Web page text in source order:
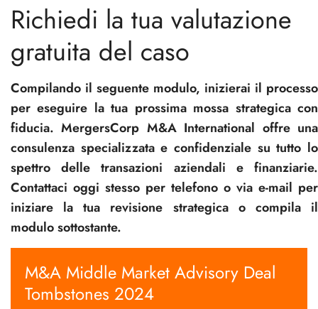
Richiedi la tua valutazione
gratuita del caso
Compilando il seguente modulo, inizierai il processo
per eseguire la tua prossima mossa strategica con
fiducia. MergersCorp M&A International offre una
consulenza specializzata e confidenziale su tutto lo
spettro delle transazioni aziendali e finanziarie.
Contattaci oggi stesso per telefono o via e-mail per
iniziare la tua revisione strategica o compila il
modulo sottostante.
M&A Middle Market Advisory Deal
Tombstones 2024